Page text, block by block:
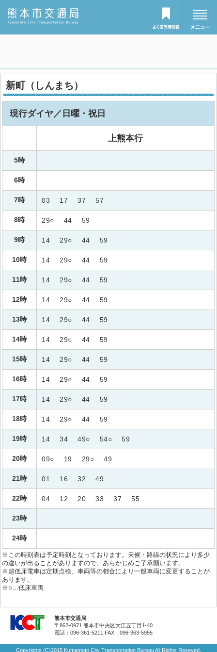
新町（しんまち）
現行ダイヤ／日曜・祝日
上熊本行
5時
6時
7時 03 17 37 57
8時 29○ 44 59
9時 14 29○ 44 59
10時 14 29○ 44 59
11時 14 29○ 44 59
12時 14 29○ 44 59
13時 14 29○ 44 59
14時 14 29○ 44 59
15時 14 29○ 44 59
16時 14 29○ 44 59
17時 14 29○ 44 59
18時 14 29○ 44 59
19時 14 34 49○ 54○ 59
20時 09○ 19 29○ 49
21時 01 16 32 49
22時 04 12 20 33 37 55
23時
24時
※この時刻表は予定時刻となっております。天候・路線の状況により多少
の違いが出ることがありますので、あらかじめご了承願います。
※超低床電車は定期点検、車両等の都合により一般車両に変更することが
あります。
※○…低床車両
熊本市交通局
〒862-0971 熊本市中央区大江五丁目1-40
電話：096-361-5211 FAX：096-363-5955
Copyrights (C)2015 Kumamoto City Transportation Bureau All Rights Reseved.